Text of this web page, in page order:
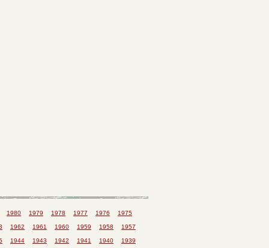
1980 1979 1978 1977 1976 1975
1962 1961 1960 1959 1958 1957
1944 1943 1942 1941 1940 1939